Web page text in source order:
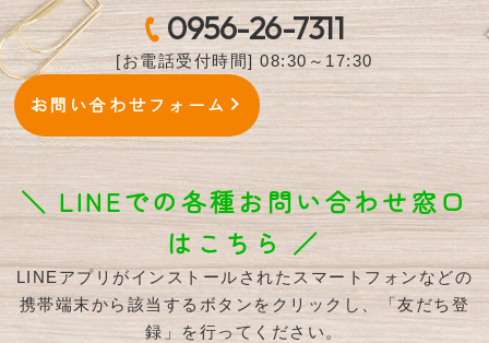
0956-26-7311
[お電話受付時間] 08:30～17:30
お問い合わせフォーム
＼ LINEでの各種お問い合わせ窓口
はこちら ／
LINEアプリがインストールされたスマートフォンなどの
携帯端末から該当するボタンをクリックし、「友だち登
録」を行ってください。